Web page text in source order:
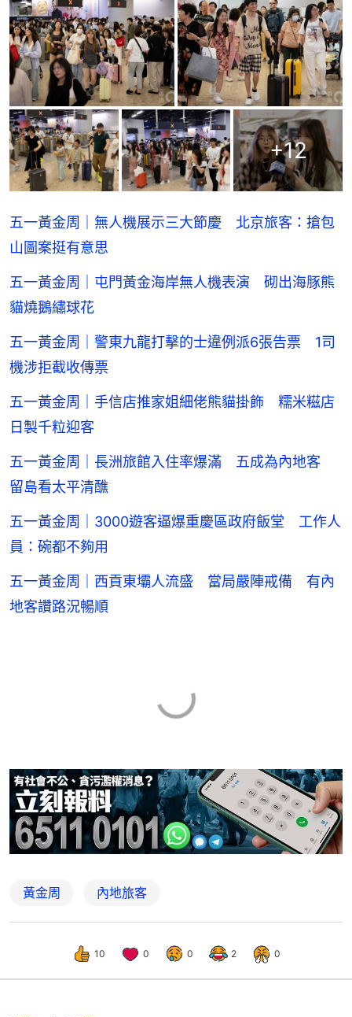
+12
五一黃金周｜無人機展示三大節慶 北京旅客：搶包
山圖案挺有意思
五一黃金周｜屯門黃金海岸無人機表演 砌出海豚熊
貓燒鵝繡球花
五一黃金周｜警東九龍打擊的士違例派6張告票 1司
機涉拒截收傳票
五一黃金周｜手信店推家姐細佬熊貓掛飾 糯米糍店
日製千粒迎客
五一黃金周｜長洲旅館入住率爆滿 五成為內地客
留島看太平清醮
五一黃金周｜3000遊客逼爆重慶區政府飯堂 工作人
員：碗都不夠用
五一黃金周｜西貢東壩人流盛 當局嚴陣戒備 有內
地客讚路況暢順
黃金周 內地旅客
10 0 0 2 0